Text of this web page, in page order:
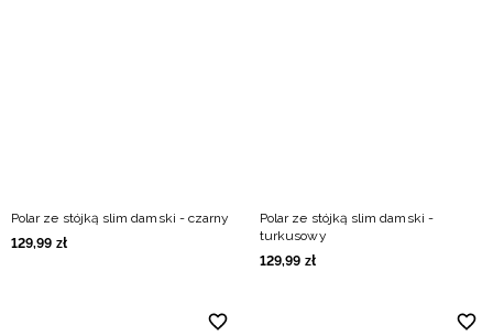
Polar ze stójką slim damski - czarny
129,99 zł
Polar ze stójką slim damski -
turkusowy
129,99 zł